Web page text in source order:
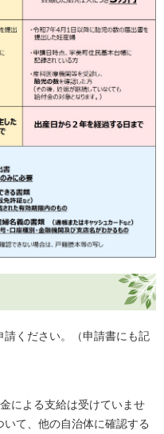
ください。（申請書にも記
による支給は受けていませ
て、他の自治体に確認する